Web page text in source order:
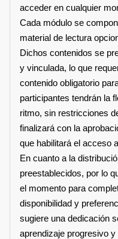
acceder en cualquier
Cada módulo se
material de lectura
Dichos contenidos se
y vinculada, lo que
contenido obligatorio
participantes tendrán la
ritmo, sin restricciones
finalizará con la
que habilitará el acceso
En cuanto a la
preestablecidos, por lo
el momento para
disponibilidad y
sugiere una dedicación
aprendizaje progresivo